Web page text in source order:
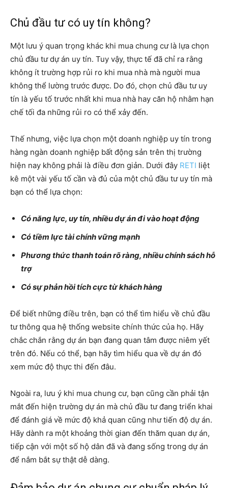
Chủ đầu tư có uy tín không?
Một lưu ý quan trọng khác khi mua chung cư là lựa chọn
chủ đầu tư dự án uy tín. Tuy vậy, thực tế đã chỉ ra rằng
không ít trường hợp rủi ro khi mua nhà mà người mua
không thể lường trước được. Do đó, chọn chủ đầu tư uy
tín là yếu tố trước nhất khi mua nhà hay căn hộ nhằm hạn
chế tối đa những rủi ro có thể xảy đến.
Thế nhưng, việc lựa chọn một doanh nghiệp uy tín trong
hàng ngàn doanh nghiệp bất động sản trên thị trường
hiện nay không phải là điều đơn giản. Dưới đây RETI liệt
kê một vài yếu tố cần và đủ của một chủ đầu tư uy tín mà
bạn có thể lựa chọn:
Có năng lực, uy tín, nhiều dự án đi vào hoạt động
Có tiềm lực tài chính vững mạnh
Phương thức thanh toán rõ ràng, nhiều chính sách hỗ
trợ
Có sự phản hồi tích cực từ khách hàng
Để biết những điều trên, bạn có thể tìm hiểu về chủ đầu
tư thông qua hệ thống website chính thức của họ. Hãy
chắc chắn rằng dự án bạn đang quan tâm được niêm yết
trên đó. Nếu có thể, bạn hãy tìm hiểu qua về dự án đó
xem mức độ thực thi đến đâu.
Ngoài ra, lưu ý khi mua chung cư, bạn cũng cần phải tận
mắt đến hiện trường dự án mà chủ đầu tư đang triển khai
để đánh giá về mức độ khả quan cũng như tiến độ dự án.
Hãy dành ra một khoảng thời gian đến thăm quan dự án,
tiếp cận với một số hộ dân đã và đang sống trong dự án
để nắm bắt sự thật dễ dàng.